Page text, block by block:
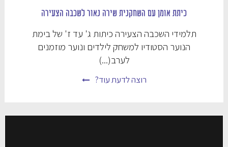
כיתת אומן עם השחקנית שירה נאור לשכבה הצעירה
תלמידי השכבה הצעירה כיתות ג' עד ז' של בימת
הנוער הסטודיו למשחק לילדים ונוער מוזמנים
לערב(...)
רוצה לדעת עוד?